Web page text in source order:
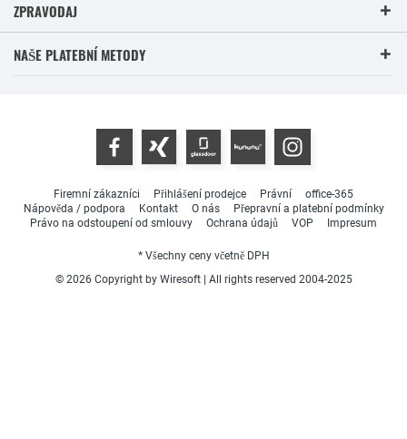
ZPRAVODAJ
NAŠE PLATEBNÍ METODY
Firemní zákazníci Přihlášení prodejce Právní
office-365
Nápověda / podpora
Kontakt O nás
Přepravní a platební podmínky
Právo na odstoupení od smlouvy
Ochrana údajů VOP Impresum
* Všechny ceny včetně DPH
© 2026 Copyright by Wiresoft | All rights reserved 2004-2025